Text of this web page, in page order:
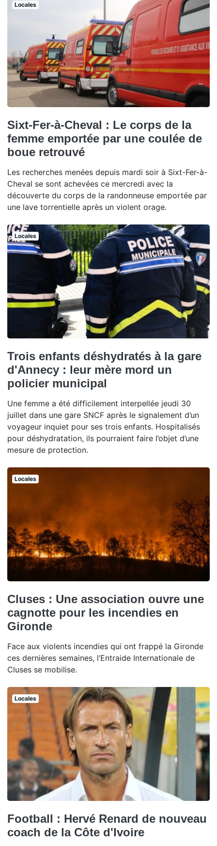
Locales
Sixt-Fer-à-Cheval : Le corps de la
femme emportée par une coulée de
boue retrouvé
Les recherches menées depuis mardi soir à Sixt-Fer-à-
Cheval se sont achevées ce mercredi avec la
découverte du corps de la randonneuse emportée par
une lave torrentielle après un violent orage.
Locales
Trois enfants déshydratés à la gare
d'Annecy : leur mère mord un
policier municipal
Une femme a été difficilement interpellée jeudi 30
juillet dans une gare SNCF après le signalement d’un
voyageur inquiet pour ses trois enfants. Hospitalisés
pour déshydratation, ils pourraient faire l’objet d’une
mesure de protection.
Locales
Cluses : Une association ouvre une
cagnotte pour les incendies en
Gironde
Face aux violents incendies qui ont frappé la Gironde
ces dernières semaines, l’Entraide Internationale de
Cluses se mobilise.
Locales
Football : Hervé Renard de nouveau
coach de la Côte d'Ivoire